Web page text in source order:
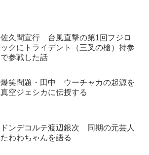
佐久間宣行 台風直撃の第1回フジロ
ックにトライデント（三叉の槍）持参
で参戦した話
爆笑問題・田中 ウーチャカの起源を
真空ジェシカに伝授する
ドンデコルテ渡辺銀次 同期の元芸人
たわわちゃんを語る